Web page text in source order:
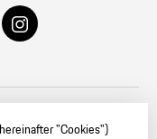
Christophorus
"Cookies")